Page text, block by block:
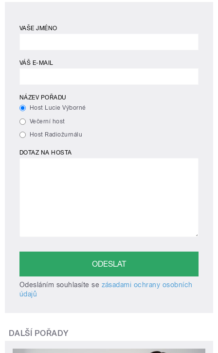
VAŠE JMÉNO
VÁŠ E-MAIL
NÁZEV POŘADU
Host Lucie Výborné
Večerní host
Host Radiožurnálu
DOTAZ NA HOSTA
Odesláním souhlasíte se zásadami ochrany osobních
údajů
DALŠÍ POŘADY